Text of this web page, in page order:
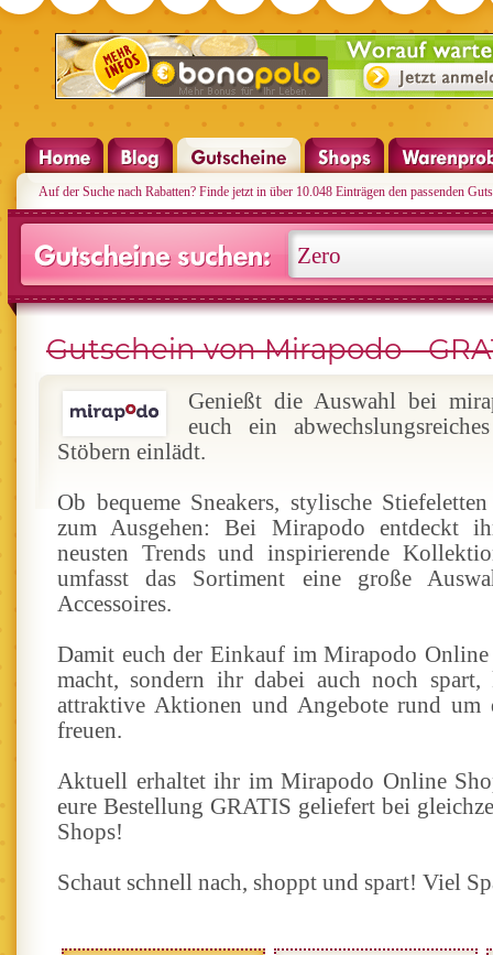
Auf der Suche nach Rabatten? Finde jetzt in über 10.048 Einträgen den passenden
Gutschein von Mirapodo -
Genießt die Auswahl bei
euch ein
Stöbern einlädt.
Ob bequeme Sneakers, stylische
zum Ausgehen: Bei Mirapodo entdeckt
neusten Trends und inspirierende
umfasst das Sortiment eine große
Accessoires.
Damit euch der Einkauf im Mirapodo
macht, sondern ihr dabei auch noch
attraktive Aktionen und Angebote rund um
freuen.
Aktuell erhaltet ihr im Mirapodo Online
eure Bestellung GRATIS geliefert bei
Shops!
Schaut schnell nach, shoppt und spart! Viel